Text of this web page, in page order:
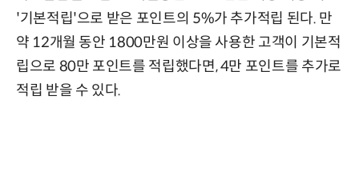
'기본적립'으로 받은 포인트의 5%가 추가적립 된다. 만
약 12개월 동안 1800만원 이상을 사용한 고객이 기본적
립으로 80만 포인트를 적립했다면, 4만 포인트를 추가로
적립 받을 수 있다.